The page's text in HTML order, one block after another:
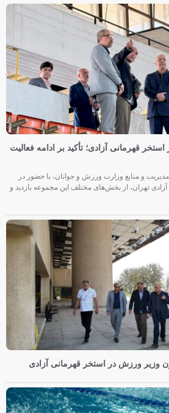
قهرمانی آزادی؛ تأکید بر ادامه فعالیت
و منابع وزارت ورزش و جوانان، با حضور در
تهران، از بخش‌های مختلف این مجموعه بازدید و
ورزش در استخر قهرمانی آزادی